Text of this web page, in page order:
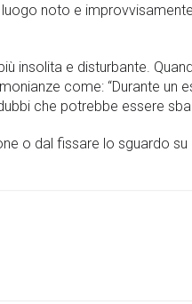
noto e
insolita e disturbante.
come: “Durante un
che potrebbe essere
o dal fissare lo sguardo